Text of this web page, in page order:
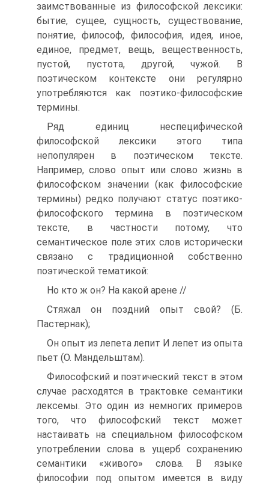
заимствованные из философской лексики:
бытие, сущее, сущность, существование,
понятие, философ, философия, идея, иное,
единое, предмет, вещь, вещественность,
пустой, пустота, другой, чужой. В
поэтическом контексте они регулярно
употребляются как поэтико-философские
термины.
Ряд единиц неспецифической
философской лексики этого типа
непопулярен в поэтическом тексте.
Например, слово опыт или слово жизнь в
философском значении (как философские
термины) редко получают статус поэтико-
философского термина в поэтическом
тексте, в частности потому, что
семантическое поле этих слов исторически
связано с традиционной собственно
поэтической тематикой:
Но кто ж он? На какой арене //
Стяжал он поздний опыт свой? (Б.
Пастернак);
Он опыт из лепета лепит И лепет из опыта
пьет (О. Мандельштам).
Философский и поэтический текст в этом
случае расходятся в трактовке семантики
лексемы. Это один из немногих примеров
того, что философский текст может
настаивать на специальном философском
употреблении слова в ущерб сохранению
семантики «живого» слова. В языке
философии под опытом имеется в виду